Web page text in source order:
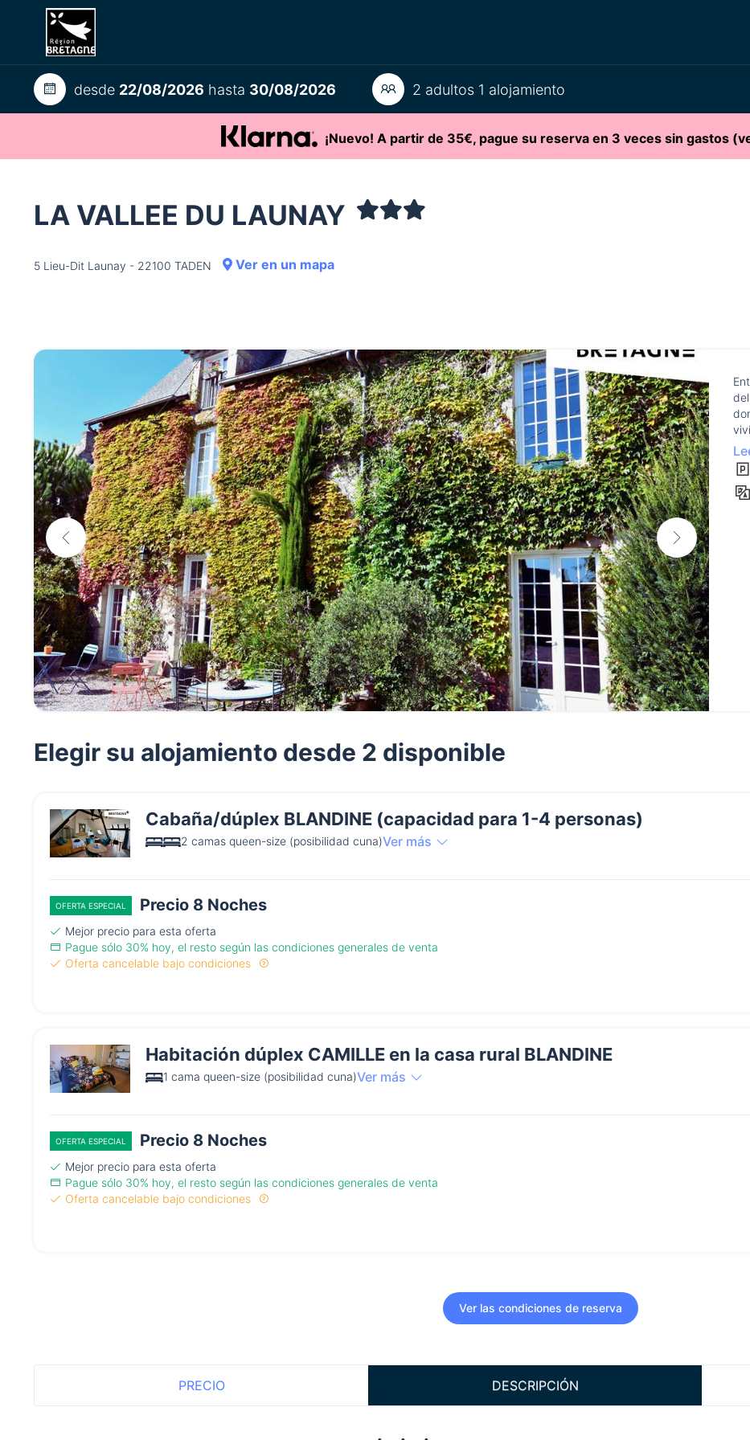
desde 22/08/2026 hasta 30/08/2026 2 adultos 1 alojamiento
¡Nuevo! A partir de 35€, pague su reserva en 3 veces sin gastos
LA VALLEE DU LAUNAY
5 Lieu-Dit Launay - 22100 TADEN Ver en un mapa
Elegir su alojamiento desde 2 disponible
Cabaña/dúplex BLANDINE (capacidad para 1-4 personas)
2 camas queen-size (posibilidad cuna)Ver más
OFERTA ESPECIAL Precio 8 Noches
Mejor precio para esta oferta
Pague sólo 30% hoy, el resto según las condiciones generales de venta
Oferta cancelable bajo condiciones
Habitación dúplex CAMILLE en la casa rural BLANDINE
1 cama queen-size (posibilidad cuna)Ver más
OFERTA ESPECIAL Precio 8 Noches
Mejor precio para esta oferta
Pague sólo 30% hoy, el resto según las condiciones generales de venta
Oferta cancelable bajo condiciones
Ver las condiciones de reserva
PRECIO DESCRIPCIÓN